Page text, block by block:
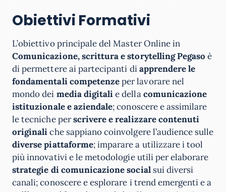
Obiettivi Formativi
L’obiettivo principale del Master Online in
Comunicazione, scrittura e storytelling Pegaso è
di permettere ai partecipanti diapprendere le
fondamentali competenzeper lavorare nel
mondo dei media digitalie dellacomunicazione
istituzionale e aziendale; conoscere e assimilare
le tecniche perscrivere e realizzare contenuti
originaliche sappiano coinvolgere l’audience sulle
diverse piattaforme; imparare a utilizzare i tool
più innovativi e le metodologie utili per elaborare
strategie di comunicazione socialsui diversi
canali; conoscere e esplorare i trend emergenti e a